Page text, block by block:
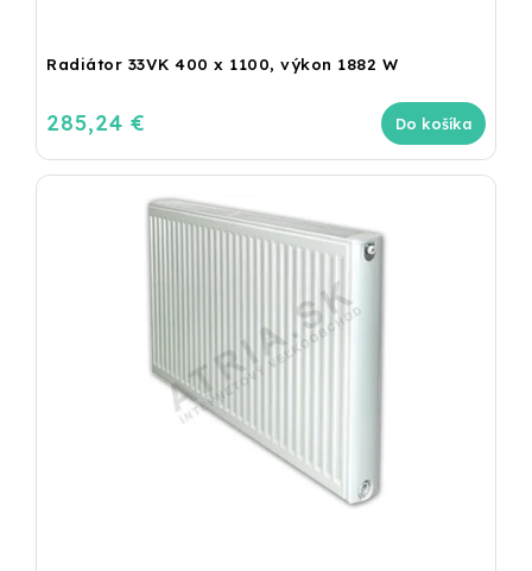
Radiátor 33VK 400 x 1100, výkon 1882 W
285,24 € Do košíka